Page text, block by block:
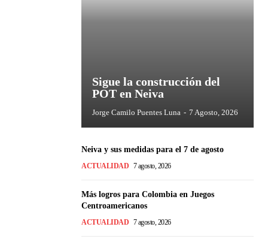
Sigue la construcción del
POT en Neiva
Jorge Camilo Puentes Luna - 7 Agosto, 2026
Neiva y sus medidas para el 7 de agosto
ACTUALIDAD 7 agosto, 2026
Más logros para Colombia en Juegos
Centroamericanos
ACTUALIDAD 7 agosto, 2026